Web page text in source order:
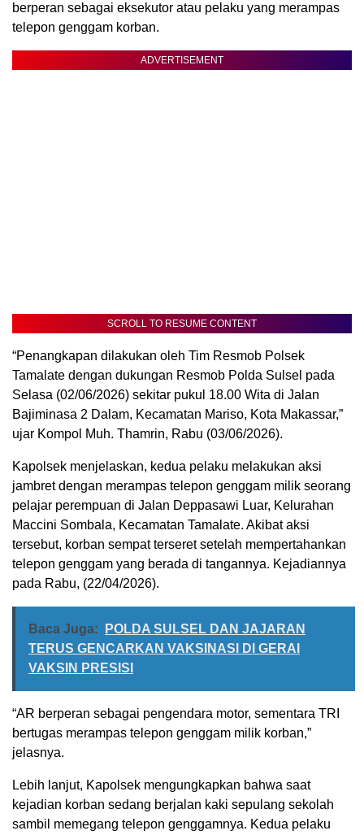
berperan sebagai eksekutor atau pelaku yang merampas
telepon genggam korban.
ADVERTISEMENT
SCROLL TO RESUME CONTENT
“Penangkapan dilakukan oleh Tim Resmob Polsek
Tamalate dengan dukungan Resmob Polda Sulsel pada
Selasa (02/06/2026) sekitar pukul 18.00 Wita di Jalan
Bajiminasa 2 Dalam, Kecamatan Mariso, Kota Makassar,”
ujar Kompol Muh. Thamrin, Rabu (03/06/2026).
Kapolsek menjelaskan, kedua pelaku melakukan aksi
jambret dengan merampas telepon genggam milik seorang
pelajar perempuan di Jalan Deppasawi Luar, Kelurahan
Maccini Sombala, Kecamatan Tamalate. Akibat aksi
tersebut, korban sempat terseret setelah mempertahankan
telepon genggam yang berada di tangannya. Kejadiannya
pada Rabu, (22/04/2026).
Baca Juga:
POLDA SULSEL DAN JAJARAN
TERUS GENCARKAN VAKSINASI DI GERAI
VAKSIN PRESISI
“AR berperan sebagai pengendara motor, sementara TRI
bertugas merampas telepon genggam milik korban,”
jelasnya.
Lebih lanjut, Kapolsek mengungkapkan bahwa saat
kejadian korban sedang berjalan kaki sepulang sekolah
sambil memegang telepon genggamnya. Kedua pelaku